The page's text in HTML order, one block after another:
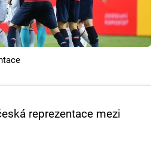
reprezentace mezi